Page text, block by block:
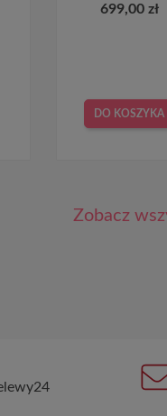
699,00 zł
DO KOSZYKA
Zobacz